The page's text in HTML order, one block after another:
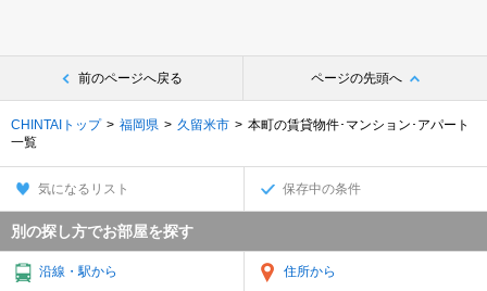
前のページへ戻る ページの先頭へ
CHINTAIトップ 福岡県 久留米市
本町の賃貸物件･マンション･アパート
一覧
気になるリスト 保存中の条件
別の探し方でお部屋を探す
沿線・駅から 住所から